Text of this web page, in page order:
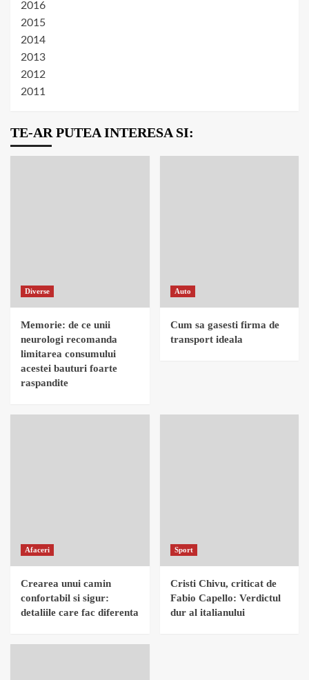
2016
2015
2014
2013
2012
2011
TE-AR PUTEA INTERESA SI:
Diverse
Memorie: de ce unii
neurologi recomanda
limitarea consumului
acestei bauturi foarte
raspandite
Auto
Cum sa gasesti firma de
transport ideala
Afaceri
Crearea unui camin
confortabil si sigur:
detaliile care fac diferenta
Sport
Cristi Chivu, criticat de
Fabio Capello: Verdictul
dur al italianului